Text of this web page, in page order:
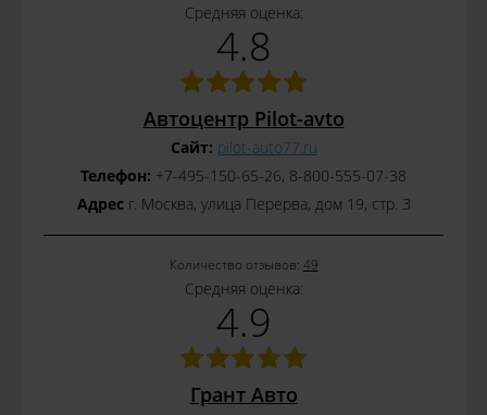
Средняя оценка:
4.8
Автоцентр Pilot-avto
Сайт: pilot-auto77.ru
Телефон: +7-495-150-65-26, 8-800-555-07-38
Адресг. Москва, улица Перерва, дом 19, стр. 3
Количество отзывов: 49
Средняя оценка:
4.9
Грант Авто